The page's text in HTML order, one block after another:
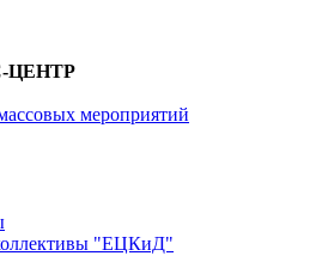
ЦЕНТР
мероприятий
"ЕЦКиД"